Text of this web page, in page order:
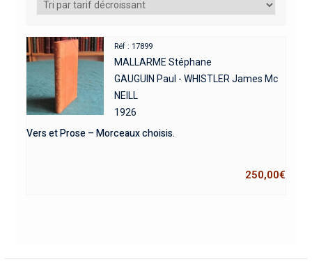
Réf : 17899
MALLARME Stéphane
GAUGUIN Paul - WHISTLER James Mc
NEILL
1926
Vers et Prose – Morceaux choisis.
250,00€